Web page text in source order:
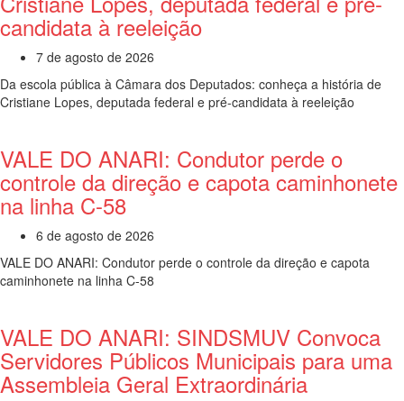
candidata à reeleição
7 de agosto de 2026
Da escola pública à Câmara dos Deputados: conheça a história de
Cristiane Lopes, deputada federal e pré-candidata à reeleição
VALE DO ANARI: Condutor perde o
controle da direção e capota caminhonete
na linha C-58
6 de agosto de 2026
VALE DO ANARI: Condutor perde o controle da direção e capota
caminhonete na linha C-58
VALE DO ANARI: SINDSMUV Convoca
Servidores Públicos Municipais para uma
Assembleia Geral Extraordinária